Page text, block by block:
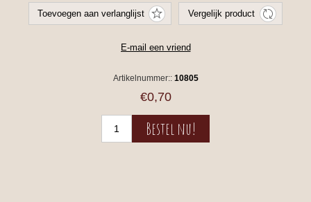
Artikelnummer:: 10805
€0,70